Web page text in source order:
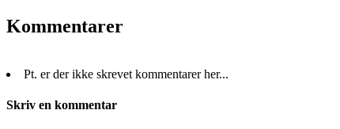
Kommentarer
Pt. er der ikke skrevet kommentarer her...
Skriv en kommentar